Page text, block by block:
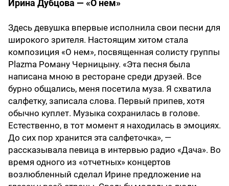
Ирина Дубцова — «О нем»
Здесь девушка впервые исполнила свои песни для
широкого зрителя. Настоящим хитом стала
композиция «О нем», посвященная солисту группы
Plazma Роману Черницыну. «Эта песня была
написана мною в ресторане среди друзей. Все
бурно общались, меня посетила муза. Я схватила
салфетку, записала слова. Первый припев, хотя
обычно куплет. Музыка сохранилась в голове.
Естественно, в тот момент я находилась в эмоциях.
До сих пор хранится эта салфеточка», —
рассказывала певица в интервью радио «Дача». Во
время одного из «отчетных» концертов
возлюбленный сделал Ирине предложение на